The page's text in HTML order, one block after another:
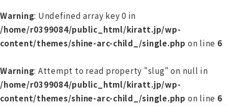
Warning: Undefined array key 0 in
/home/r0399084/public_html/kiratt.jp/wp-
content/themes/shine-arc-child_/single.php on line 6
Warning: Attempt to read property "slug" on null in
/home/r0399084/public_html/kiratt.jp/wp-
content/themes/shine-arc-child_/single.php on line 6